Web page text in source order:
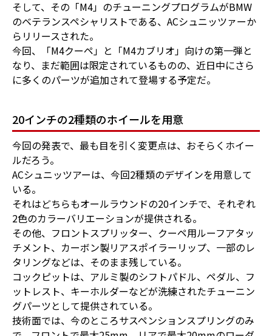
そして、その「M4」のチューニングプログラムがBMW
のベテランスペシャリストである、ACシュニッツァーか
らリリースされた。
今回、「M4クーペ」と「M4カブリオ」向けの第一弾と
なり、まだ範囲は限定されているものの、近日中にさら
に多くのパーツが追加されて登場する予定だ。
20インチの2種類のホイールを用意
今回の発表で、最も目を引く変更点は、おそらくホイー
ルだろう。
ACシュニッツアーは、今回2種類のデザインを用意して
いる。
それはどちらもオールラウンドの20インチで、それぞれ
2色のカラーバリエーションが提供される。
その他、フロントスプリッター、クーペ用ルーフアタッ
チメント、カーボン製リアスポイラーリップ、一部のレ
タリングなどは、そのまま残している。
コックピットは、アルミ製のシフトパドル、ペダル、フ
ットレスト、キーホルダーなどが洗練されたチューニン
グパーツとして提供されている。
技術面では、今のところサスペンションスプリングのみ